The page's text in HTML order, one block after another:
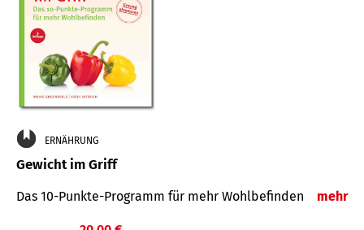
ERNÄHRUNG
Gewicht im Griff
Das 10-Punkte-Programm für mehr Wohlbefinden mehr